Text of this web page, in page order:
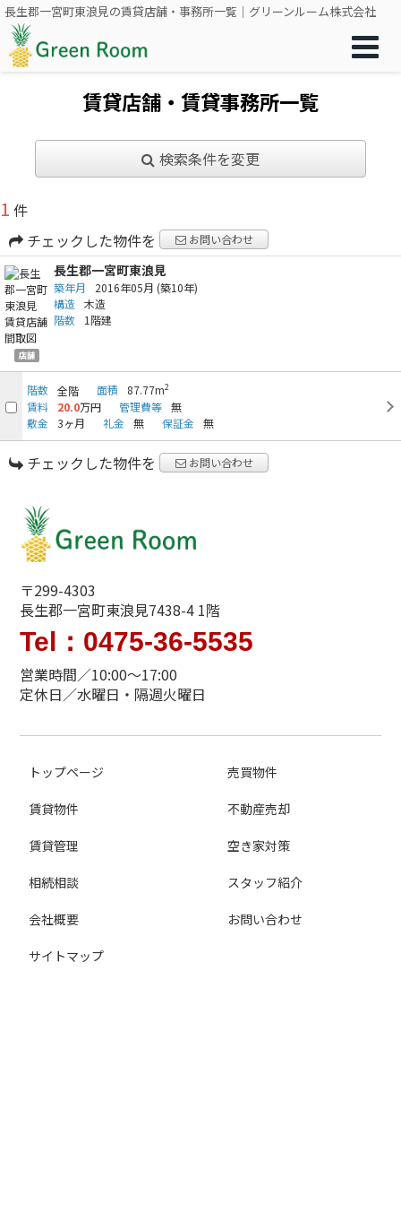
長生郡一宮町東浪見の賃貸店舗・事務所一覧｜グリーンルーム株式会社
賃貸店舗・賃貸事務所一覧
検索条件を変更
1 件
チェックした物件を
お問い合わせ
店舗
長生郡一宮町東浪見
築年月 2016年05月 (築10年)
構造 木造
階数
1階建
階数 全階 面積 87.77m2
賃料 20.0万円 管理費等 無
敷金
3ヶ月 礼金 無 保証金 無
チェックした物件を お問い合わせ
〒299-4303
長生郡一宮町東浪見7438-4 1階
Tel：0475-36-5535
営業時間／10:00～17:00
定休日／水曜日・隔週火曜日
トップページ 売買物件
賃貸物件 不動産売却
賃貸管理 空き家対策
相続相談 スタッフ紹介
会社概要 お問い合わせ
サイトマップ